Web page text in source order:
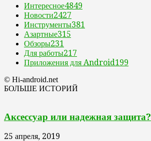
Интересное4849
Новости2427
Инструменты381
Азартные315
Обзоры231
Для работы217
Приложения для Android199
© Hi-android.net
БОЛЬШЕ ИСТОРИЙ
Аксессуар или надежная защита?
25 апреля, 2019